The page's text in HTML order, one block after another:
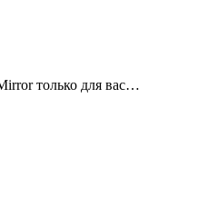
только для вас…